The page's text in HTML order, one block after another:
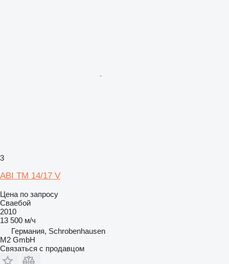
3
ABI TM 14/17 V
Цена по запросу
Сваебой
2010
13 500 м/ч
Германия, Schrobenhausen
M2 GmbH
Связаться с продавцом